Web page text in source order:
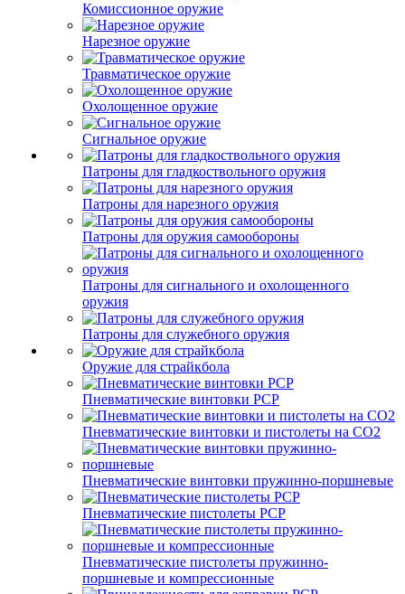
Комиссионное оружие
Нарезное оружие
Травматическое оружие
Охолощенное оружие
Сигнальное оружие
Патроны для гладкоствольного оружия
Патроны для нарезного оружия
Патроны для оружия самообороны
Патроны для сигнального и охолощенного
оружия
Патроны для служебного оружия
Оружие для страйкбола
Пневматические винтовки PCP
Пневматические винтовки и пистолеты на CO2
Пневматические винтовки пружинно-поршневые
Пневматические пистолеты PCP
Пневматические пистолеты пружинно-
поршневые и компрессионные